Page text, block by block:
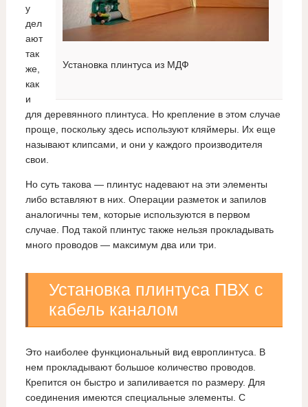
Установка плинтуса из МДФ
у
дел
ают
так
же,
как
и
для деревянного плинтуса. Но крепление в этом случае
проще, поскольку здесь используют кляймеры. Их еще
называют клипсами, и они у каждого производителя
свои.
Но суть такова — плинтус надевают на эти элементы
либо вставляют в них. Операции разметок и запилов
аналогичны тем, которые используются в первом
случае. Под такой плинтус также нельзя прокладывать
много проводов — максимум два или три.
Установка плинтуса ПВХ с
кабель каналом
Это наиболее функциональный вид европлинтуса. В
нем прокладывают большое количество проводов.
Крепится он быстро и запиливается по размеру. Для
соединения имеются специальные элементы. С